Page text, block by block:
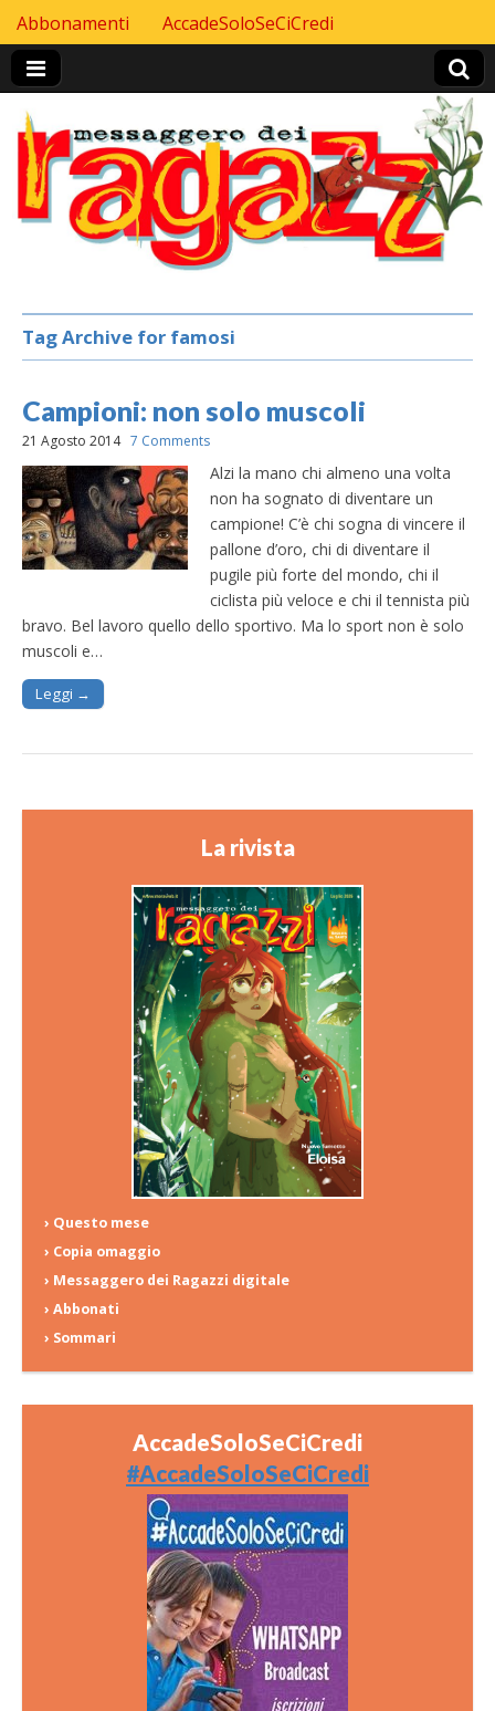
Header Top menu
Skip to content
Abbonamenti AccadeSoloSeCiCredi
Tag Archive for famosi
Campioni: non solo muscoli
21 Agosto 2014 7 Comments
Alzi la mano chi almeno una volta
non ha sognato di diventare un
campione! C’è chi sogna di vincere il
pallone d’oro, chi di diventare il
pugile più forte del mondo, chi il
ciclista più veloce e chi il tennista più
bravo. Bel lavoro quello dello sportivo. Ma lo sport non è solo
muscoli e…
Leggi →
La rivista
› Questo mese
› Copia omaggio
› Messaggero dei Ragazzi digitale
› Abbonati
› Sommari
AccadeSoloSeCiCredi
#AccadeSoloSeCiCredi